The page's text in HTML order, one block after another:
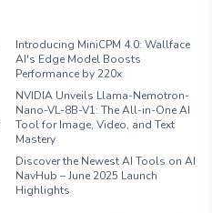
Introducing MiniCPM 4.0: Wallface
AI's Edge Model Boosts
Performance by 220x
NVIDIA Unveils Llama-Nemotron-
Nano-VL-8B-V1: The All-in-One AI
Tool for Image, Video, and Text
Mastery
Discover the Newest AI Tools on AI
NavHub – June 2025 Launch
Highlights